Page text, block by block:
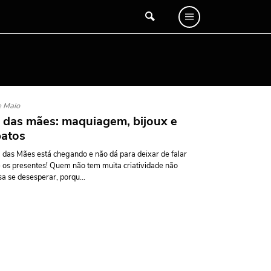
Maio
mães: maquiagem, bijoux e
das Mães está chegando e não dá para deixar de falar
os presentes! Quem não tem muita criatividade não
se desesperar, porqu...